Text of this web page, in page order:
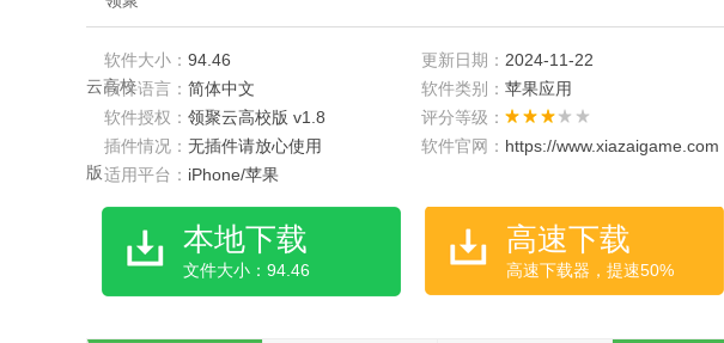
软件大小： 94.46 更新日期： 2024-11-22
软件语言： 简体中文 软件类别： 苹果应用
软件授权： 领聚云高校版 v1.8
评分等级：
插件情况： 无插件请放心使用 软件官网： https://www.xiazaigame.com
适用平台： iPhone/苹果
本地下载
文件大小：94.46
高速下载
高速下载器，提速50%